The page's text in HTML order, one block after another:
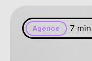
Agence 7